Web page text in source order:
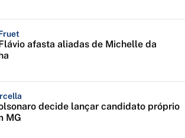
afasta aliadas de Michelle da
decide lançar candidato próprio
MG